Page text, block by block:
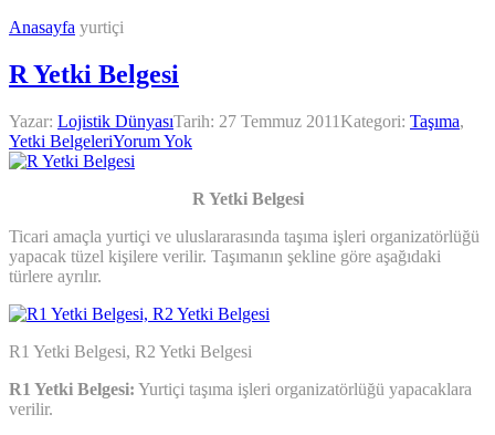
Anasayfa yurtiçi
R Yetki Belgesi
Yazar: Lojistik DünyasıTarih: 27 Temmuz 2011Kategori: Taşıma,
Yetki BelgeleriYorum Yok
R Yetki Belgesi
Ticari amaçla yurtiçi ve uluslararasında taşıma işleri organizatörlüğü
yapacak tüzel kişilere verilir. Taşımanın şekline göre aşağıdaki
türlere ayrılır.
R1 Yetki Belgesi, R2 Yetki Belgesi
R1 Yetki Belgesi: Yurtiçi taşıma işleri organizatörlüğü yapacaklara
verilir.